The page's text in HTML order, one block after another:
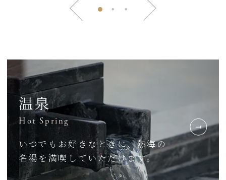
温泉
Hot Spring
いつでもお好きなときに、熱海の
名湯を満喫していただけます。